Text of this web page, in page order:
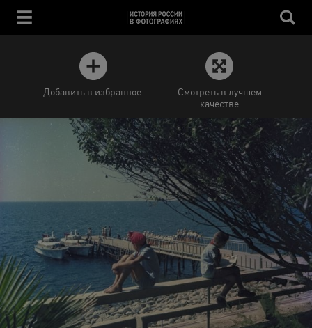
Добавить в избранное
Смотреть в лучшем
качестве